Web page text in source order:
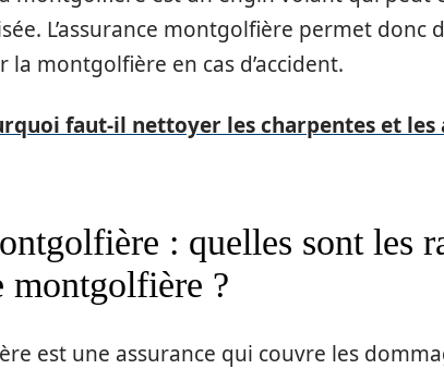
L’assurance montgolfière permet donc
la montgolfière en cas d’accident.
faut-il nettoyer les charpentes et les
: quelles sont les
montgolfière ?
est une assurance qui couvre les